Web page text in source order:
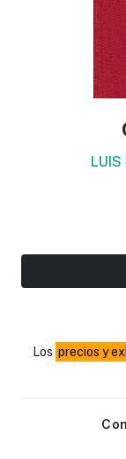
Los precios y